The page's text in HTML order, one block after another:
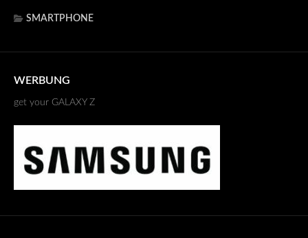
SMARTPHONE
WERBUNG
get your GALAXY Z